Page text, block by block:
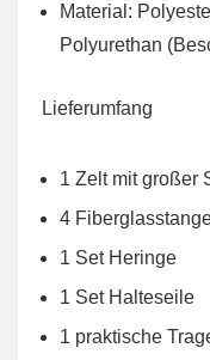
Material:
Polyurethan
Lieferumfang
1 Zelt mit großer
4
1 Set Heringe
1 Set Halteseile
1 praktische